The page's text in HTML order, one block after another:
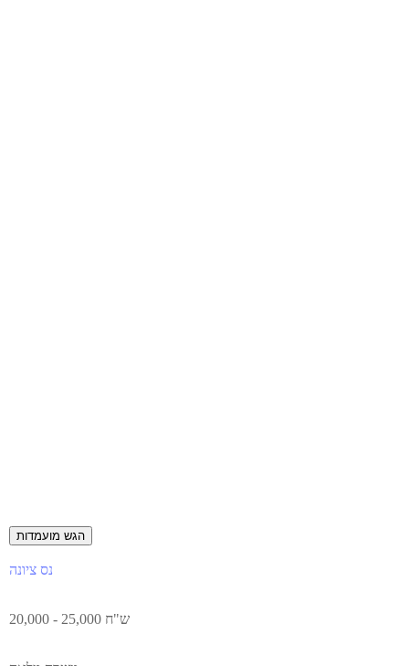
הגש מועמדות
נס ציונה
20,000 - 25,000 ש"ח